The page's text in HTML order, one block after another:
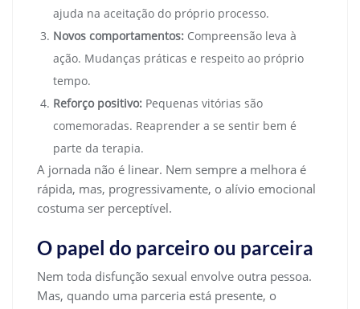
ajuda na aceitação do próprio processo.
Novos comportamentos: Compreensão leva à
ação. Mudanças práticas e respeito ao próprio
tempo.
Reforço positivo: Pequenas vitórias são
comemoradas. Reaprender a se sentir bem é
parte da terapia.
A jornada não é linear. Nem sempre a melhora é
rápida, mas, progressivamente, o alívio emocional
costuma ser perceptível.
O papel do parceiro ou parceira
Nem toda disfunção sexual envolve outra pessoa.
Mas, quando uma parceria está presente, o